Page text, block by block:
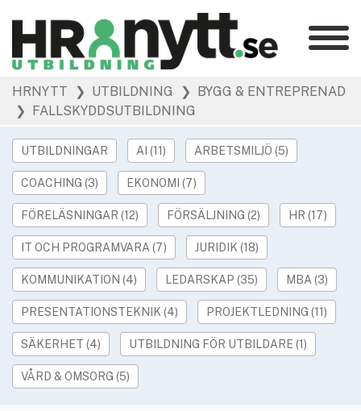
Kategorier
HR Barometer »
HR-yrket
Ledarskap
Arbetsmiljö
Rekrytering
Hållbarhet »
Podcast
Event »
Våra övriga sajter
Utbildning
Rekryteringsguiden
HRNYTT ❯ UTBILDNING
❯ BYGG & ENTREPRENAD
❯ FALLSKYDDSUTBILDNING
UTBILDNINGAR AI (11) ARBETSMILJÖ (5)
COACHING (3) EKONOMI (7)
FÖRELÄSNINGAR (12) FÖRSÄLJNING (2) HR (17)
IT OCH PROGRAMVARA (7) JURIDIK (18)
KOMMUNIKATION (4) LEDARSKAP (35) MBA (3)
PRESENTATIONSTEKNIK (4) PROJEKTLEDNING (11)
SÄKERHET (4) UTBILDNING FÖR UTBILDARE (1)
VÅRD & OMSORG (5)